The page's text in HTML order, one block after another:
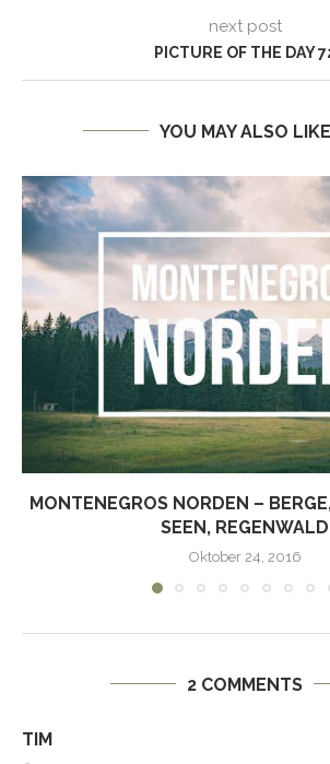
next post
PICTURE OF THE DAY
YOU MAY ALSO LIKE
MONTENEGROS NORDEN –
SEEN, REGENWALD
Oktober 24, 2016
2 COMMENTS
TIM